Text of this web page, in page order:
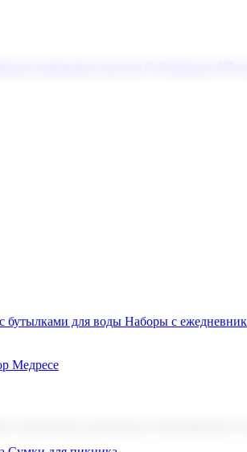
бутылками для воды Наборы с
Медресе
продукцию для бизнеса, мероприятия и